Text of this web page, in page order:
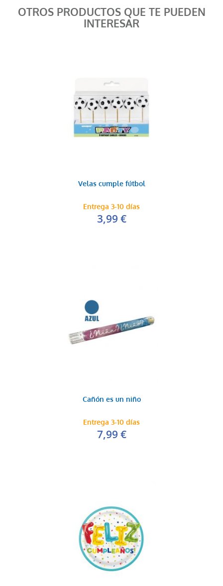
OTROS PRODUCTOS QUE TE PUEDEN
INTERESAR
Velas cumple fútbol
Entrega 3-10 días
3,99 €
Cañón es un niño
Entrega 3-10 días
7,99 €